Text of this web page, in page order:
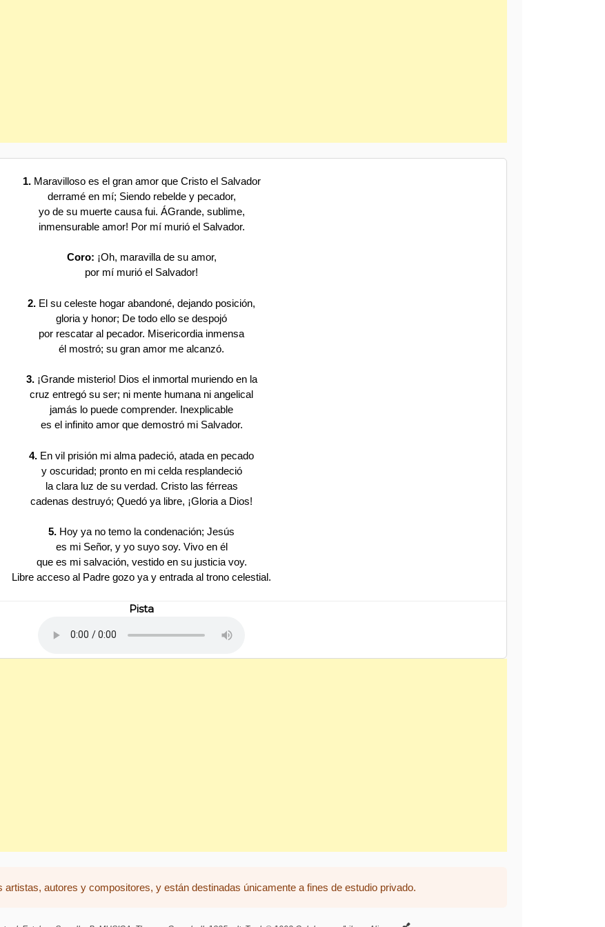
1.Maravilloso es el gran amor que Cristo el Salvador
derramé en mí; Siendo rebelde y pecador,
yo de su muerte causa fui. ÁGrande, sublime,
inmensurable amor! Por mí murió el Salvador.
Coro: ¡Oh, maravilla de su amor,
por mí murió el Salvador!
2. El su celeste hogar abandoné, dejando posición,
gloria y honor; De todo ello se despojó
por rescatar al pecador. Misericordia inmensa
él mostró; su gran amor me alcanzó.
3.¡Grande misterio! Dios el inmortal muriendo en la
cruz entregó su ser; ni mente humana ni angelical
jamás lo puede comprender. Inexplicable
es el infinito amor que demostró mi Salvador.
4. En vil prisión mi alma padeció, atada en pecado
y oscuridad; pronto en mi celda resplandeció
la clara luz de su verdad. Cristo las férreas
cadenas destruyó; Quedó ya libre, ¡Gloria a Dios!
5. Hoy ya no temo la condenación; Jesús
es mi Señor, y yo suyo soy. Vivo en él
que es mi salvación, vestido en su justicia voy.
Libre acceso al Padre gozo ya y entrada al trono celestial.
Pista
autores y compositores, y están destinadas únicamente a fines de estudio privado.